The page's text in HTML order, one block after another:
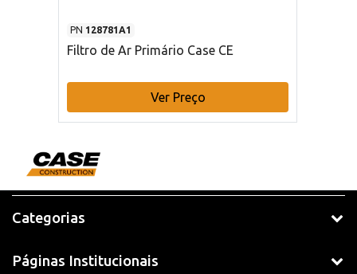
PN 128781A1
Filtro de Ar Primário Case CE
Ver Preço
Categorias
Páginas Institucionais